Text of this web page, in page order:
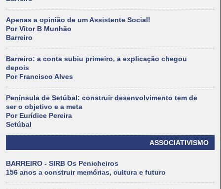
Apenas a opinião de um Assistente Social!
Por Vitor B Munhão
Barreiro
Barreiro: a conta subiu primeiro, a explicação chegou
depois
Por Francisco Alves
Península de Setúbal: construir desenvolvimento tem de
ser o objetivo e a meta
Por Eurídice Pereira
Setúbal
ASSOCIATIVISMO
BARREIRO - SIRB Os Penicheiros
156 anos a construir memórias, cultura e futuro